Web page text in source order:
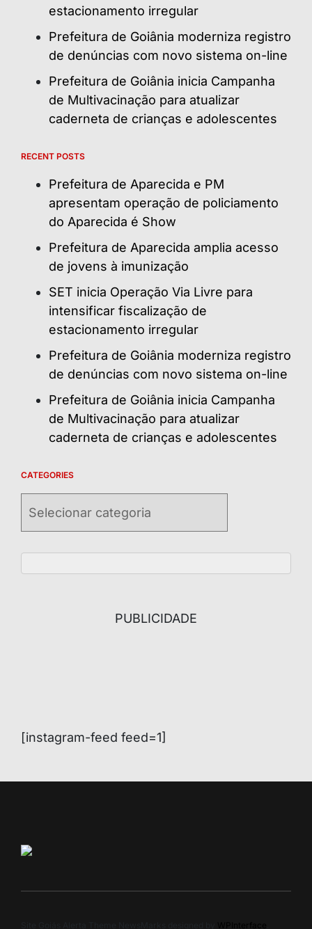
estacionamento irregular
Prefeitura de Goiânia moderniza registro
de denúncias com novo sistema on-line
Prefeitura de Goiânia inicia Campanha
de Multivacinação para atualizar
caderneta de crianças e adolescentes
RECENT POSTS
Prefeitura de Aparecida e PM
apresentam operação de policiamento
do Aparecida é Show
Prefeitura de Aparecida amplia acesso
de jovens à imunização
SET inicia Operação Via Livre para
intensificar fiscalização de
estacionamento irregular
Prefeitura de Goiânia moderniza registro
de denúncias com novo sistema on-line
Prefeitura de Goiânia inicia Campanha
de Multivacinação para atualizar
caderneta de crianças e adolescentes
CATEGORIES
PUBLICIDADE
[instagram-feed feed=1]